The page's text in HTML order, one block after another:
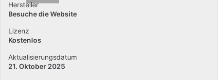
Hersteller
Besuche die Website
Lizenz
Kostenlos
Aktualisierungsdatum
21. Oktober 2025